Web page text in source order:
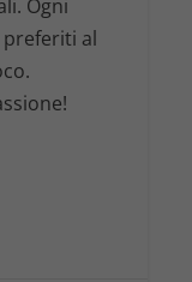
Ogni
al